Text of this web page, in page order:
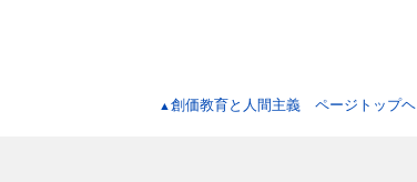
▲創価教育と人間主義 ページトップヘ